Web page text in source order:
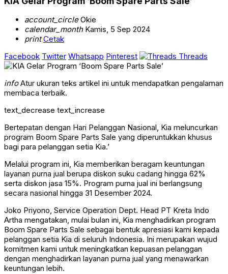
account_circleOkie
calendar_monthKamis, 5 Sep 2024
print Cetak
Facebook Twitter Whatsapp Pinterest Threads
infoAtur ukuran teks artikel ini untuk mendapatkan pengalaman
membaca terbaik.
text_decrease text_increase
Bertepatan dengan Hari Pelanggan Nasional, Kia meluncurkan
program Boom Spare Parts Sale yang diperuntukkan khusus
bagi para pelanggan setia Kia.’
Melalui program ini, Kia memberikan beragam keuntungan
layanan purna jual berupa diskon suku cadang hingga 62%
serta diskon jasa 15%. Program purna jual ini berlangsung
secara nasional hingga 31 Desember 2024.
Joko Priyono, Service Operation Dept. Head PT Kreta Indo
Artha mengatakan, mulai bulan ini, Kia menghadirkan program
Boom Spare Parts Sale sebagai bentuk apresiasi kami kepada
pelanggan setia Kia di seluruh Indonesia. Ini merupakan wujud
komitmen kami untuk meningkatkan kepuasan pelanggan
dengan menghadirkan layanan purna jual yang menawarkan
keuntungan lebih.